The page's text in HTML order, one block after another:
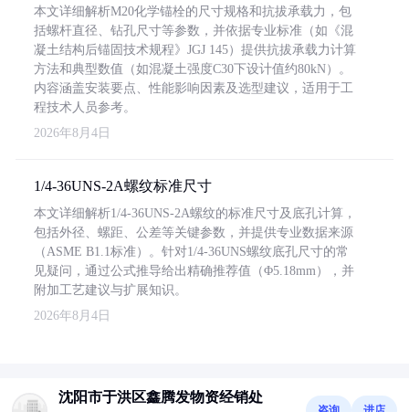
本文详细解析M20化学锚栓的尺寸规格和抗拔承载力，包
括螺杆直径、钻孔尺寸等参数，并依据专业标准（如《混
凝土结构后锚固技术规程》JGJ 145）提供抗拔承载力计算
方法和典型数值（如混凝土强度C30下设计值约80kN）。
内容涵盖安装要点、性能影响因素及选型建议，适用于工
程技术人员参考。
2026年8月4日
1/4-36UNS-2A螺纹标准尺寸
本文详细解析1/4-36UNS-2A螺纹的标准尺寸及底孔计算，
包括外径、螺距、公差等关键参数，并提供专业数据来源
（ASME B1.1标准）。针对1/4-36UNS螺纹底孔尺寸的常
见疑问，通过公式推导给出精确推荐值（Φ5.18mm），并
附加工艺建议与扩展知识。
2026年8月4日
沈阳市于洪区鑫腾发物资经销处